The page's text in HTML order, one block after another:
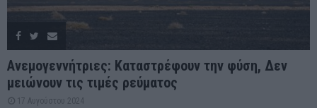
Ανεμογεννήτριες: Καταστρέφουν την φύση, Δεν
μειώνουν τις τιμές ρεύματος
17 Αυγούστου 2024